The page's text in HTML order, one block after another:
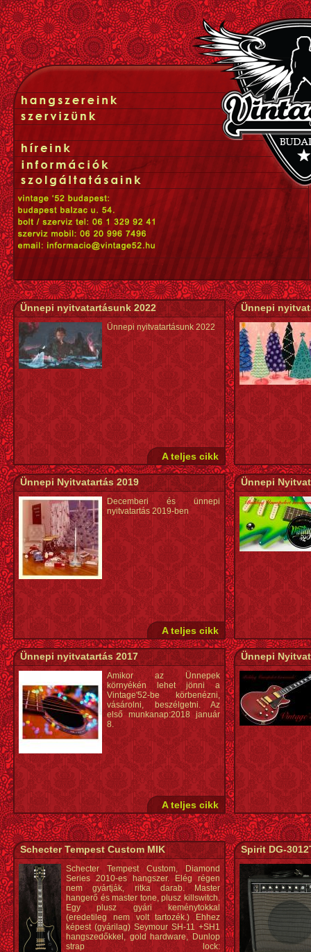
Ünnepi nyitvatartásunk 2022
Ünnepi nyitvatartásunk 2022
A teljes cikk
Ünnepi
Ünnepi Nyitvatartás 2019
Decemberi és ünnepi
nyitvatartás 2019-ben
A teljes cikk
Ünnepi
Ünnepi nyitvatartás 2017
Amikor az Ünnepek
környékén lehet jönni a
Vintage'52-be körbenézni,
vásárolni, beszélgetni. Az
első munkanap:2018 január
8.
A teljes cikk
Ünnepi
Schecter Tempest Custom MIK
Schecter Tempest Custom, Diamond
Series 2010-es hangszer. Elég régen
nem gyártják, ritka darab. Master
hangerő és master tone, plusz killswitch.
Egy plusz gyári keménytokkal
(eredetileg nem volt tartozék.) Ehhez
képest (gyárilag) Seymour SH-11 +SH1
hangszedőkkel, gold hardware, Dunlop
strap lock:
Spirit DG-